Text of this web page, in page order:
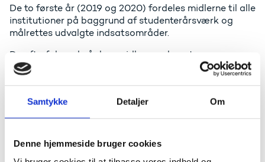
Samtykke Detaljer Om
Denne hjemmeside bruger cookies
De to første år (2019 og 2020) fordeles midlerne til alle
institutioner på baggrund af studenterårsværk og
målrettes udvalgte indsatsområder.
De efterfølgende år kan midlerne udmøntes som
tilskud til udvalgte indsatser på tværs af
institutionerne eller til fremadrettede prioriteringer.
Anvendelsen af kvalitetstilskuddene på de enkelte